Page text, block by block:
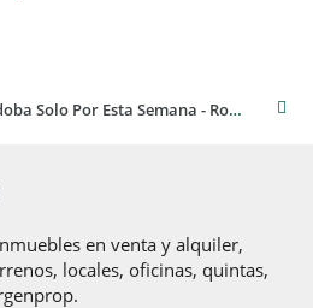
Oportunidad En Nueva Córdoba Solo Por Esta Semana - Rondeau y Salguero
en venta y alquiler,
locales, oficinas, quintas,